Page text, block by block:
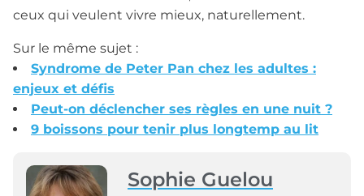
ceux qui veulent vivre mieux, naturellement.
Sur le même sujet :
Syndrome de Peter Pan chez les adultes :
enjeux et défis
Peut-on déclencher ses règles en une nuit ?
9 boissons pour tenir plus longtemp au lit
Sophie Guelou